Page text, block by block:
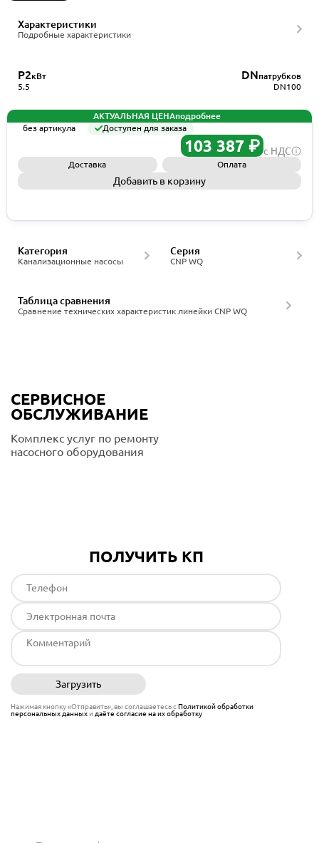
Характеристики
Подробные характеристики
P2кВт
5.5
DNпатрубков
DN100
АКТУАЛЬНАЯ ЦЕНАподробнее
без артикула
Доступен для заказа
103 387 ₽ с НДС
Доставка Оплата
Добавить в корзину
Канализационные насосы
Категория
CNP WQ
Серия
Сравнение технических характеристик линейки CNP WQ
Таблица сравнения
СЕРВИСНОЕ
ОБСЛУЖИВАНИЕ
Комплекс услуг по ремонту
насосного оборудования
ПОЛУЧИТЬ КП
Загрузить
Нажимая кнопку «Отправить», вы соглашаетесь сПолитикой обработки
персональных данныхи даёте согласие на их обработку